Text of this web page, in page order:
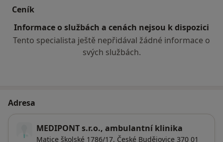
Ceník
Informace o službách a cenách nejsou k dispozici
Tento specialista ještě nepřidával žádné informace o
svých službách.
Adresa
MEDIPONT s.r.o., ambulantní klinika
Matice školské 1786/17, České Budějovice 370 01